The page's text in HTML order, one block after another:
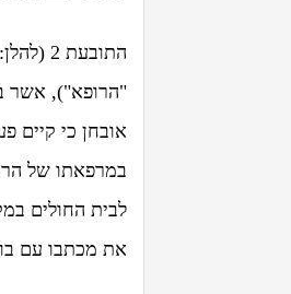
במרפאתו של
לבית החולים
את מכתבו עם